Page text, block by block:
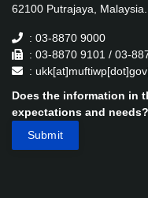
62100 Putrajaya, Malaysia.
: 03-8870 9000
: 03-8870 9101 / 03-
:
Does the information in
expectations and needs?